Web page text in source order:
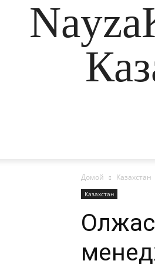
Домой Казахстан
Казахстан